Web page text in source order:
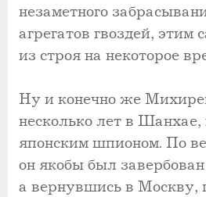
незаметного
агрегатов гвоздей,
из строя на некоторое
Ну и конечно же
несколько лет в Шанхае,
японским шпионом. По
он якобы был
а вернувшись в Москву,